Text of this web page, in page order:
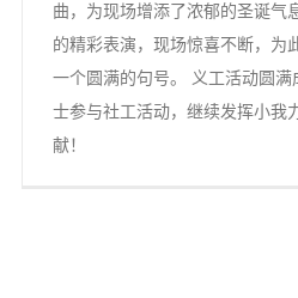
曲，为现场增添了浓郁的圣诞气
的精彩表演，现场惊喜不断，为
一个圆满的句号。 义工活动圆满
士参与社工活动，继续发挥小我
献！